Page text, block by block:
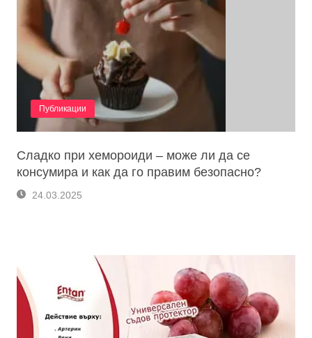
Публикации
Сладко при хемороиди – може ли да се
консумира и как да го правим безопасно?
24.03.2025